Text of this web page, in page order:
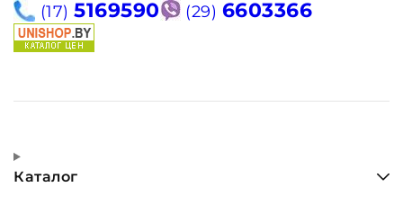
(17) 5169590 (29) 6603366
Каталог